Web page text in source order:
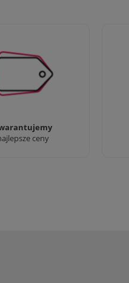
ceny
aby zapewnić
oferty